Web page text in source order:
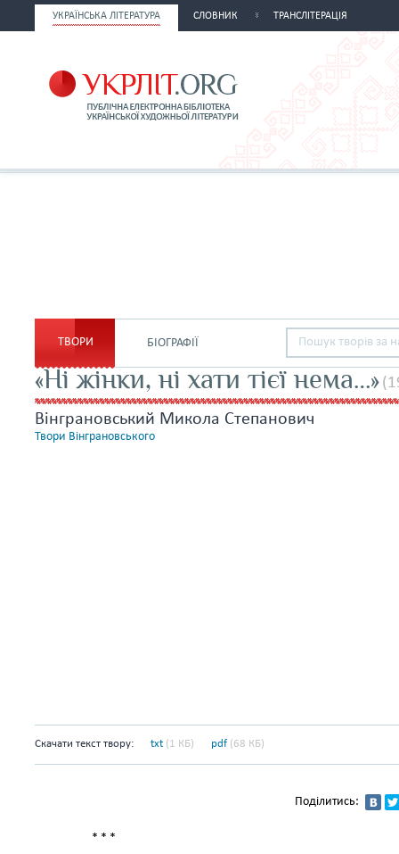
УКРАЇНСЬКА ЛІТЕРАТУРА СЛОВНИК ТРАНСЛІТЕРАЦІЯ
ТВОРИ БІОГРАФІЇ
«Ні жінки, ні хати тієї нема…»
Вінграновський Микола Степанович
Твори Вінграновського
Скачати текст твору: txt (1 КБ) pdf (68 КБ)
Поділитись:
* * *